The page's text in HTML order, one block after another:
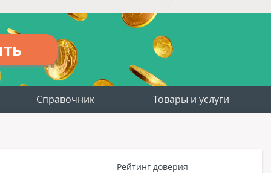
Справочник Товары и услуги
Рейтинг доверия